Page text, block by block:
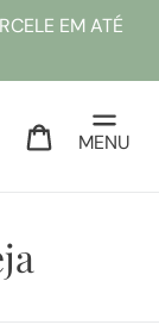
EM ATÉ
Entrar Sacola
MENU